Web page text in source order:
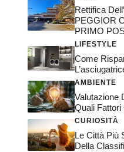
Rettifica
PEGGIOR
PRIMO
LIFESTYLE
Come
AMBIENTE
Valutazione
Quali Fattori
CURIOSITÀ
Le Città Più
Della